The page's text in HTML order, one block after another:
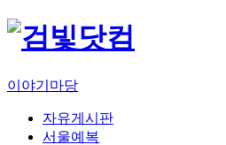
이야기마당
자유게시판
서울예복